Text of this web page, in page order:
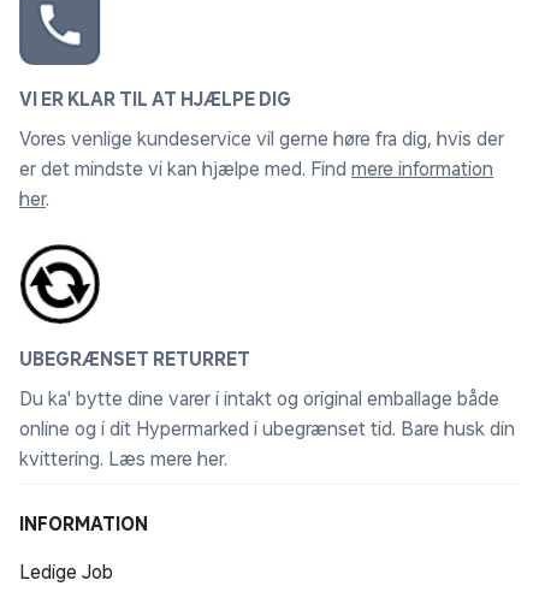
VI ER KLAR TIL AT HJÆLPE DIG
Vores venlige kundeservice vil gerne høre fra dig, hvis der
er det mindste vi kan hjælpe med. Find mere information
her.
UBEGRÆNSET RETURRET
Du ka' bytte dine varer i intakt og original emballage både
online og i dit Hypermarked i ubegrænset tid. Bare husk din
kvittering. Læs mere her.
INFORMATION
Ledige Job